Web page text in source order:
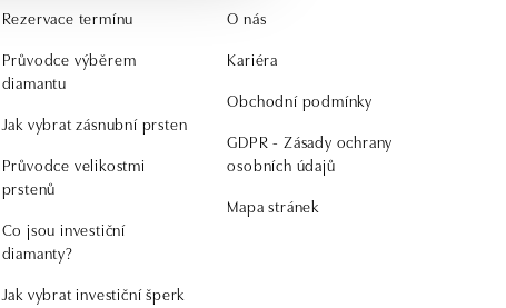
Rezervace termínu
Průvodce výběrem
diamantu
Jak vybrat zásnubní prsten
Průvodce velikostmi
prstenů
Co jsou investiční
diamanty?
Jak vybrat investiční šperk
O nás
Kariéra
Obchodní podmínky
GDPR - Zásady ochrany
osobních údajů
Mapa stránek